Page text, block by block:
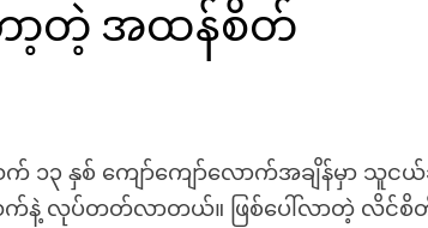
ာ့တဲ့ အထန်စိတ်
၁၃ နှစ် ကျော်ကျော်လောက်အချိန်မှာ သူင
ပ်တတ်လာတယ်။ ဖြစ်ပေါ်လာတဲ့ လိင်စိတ်ပေါ်